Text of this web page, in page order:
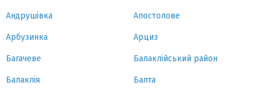
Андрушівка Апостолове
Арбузинка Арциз
Багачеве Балаклійський район
Балаклія Балта